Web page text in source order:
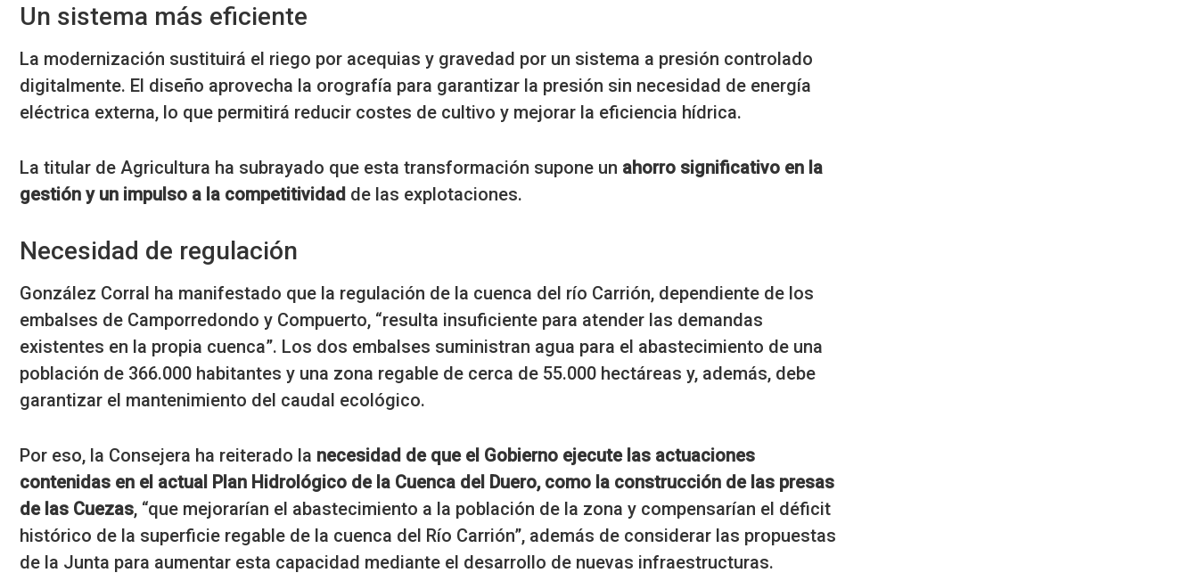
Un sistema más eficiente
La modernización sustituirá el riego por acequias y gravedad por un sistema a presión controlado
digitalmente. El diseño aprovecha la orografía para garantizar la presión sin necesidad de energía
eléctrica externa, lo que permitirá reducir costes de cultivo y mejorar la eficiencia hídrica.
La titular de Agricultura ha subrayado que esta transformación supone un ahorro significativo en la
gestión y un impulso a la competitividad de las explotaciones.
Necesidad de regulación
González Corral ha manifestado que la regulación de la cuenca del río Carrión, dependiente de los
embalses de Camporredondo y Compuerto, “resulta insuficiente para atender las demandas
existentes en la propia cuenca”. Los dos embalses suministran agua para el abastecimiento de una
población de 366.000 habitantes y una zona regable de cerca de 55.000 hectáreas y, además, debe
garantizar el mantenimiento del caudal ecológico.
Por eso, la Consejera ha reiterado la necesidad de que el Gobierno ejecute las actuaciones
contenidas en el actual Plan Hidrológico de la Cuenca del Duero, como la construcción de las presas
de las Cuezas, “que mejorarían el abastecimiento a la población de la zona y compensarían el déficit
histórico de la superficie regable de la cuenca del Río Carrión”, además de considerar las propuestas
de la Junta para aumentar esta capacidad mediante el desarrollo de nuevas infraestructuras.